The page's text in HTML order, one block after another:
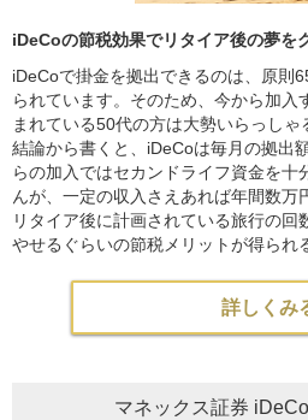
iDeCoの節税効果でリタイア後の夢を
iDeCoで掛金を拠出できるのは、原則
られています。そのため、今から加入
まれている50代の方は大勢いらっしゃ
結論から書くと、iDeCoは毎月の拠出
らの加入ではセカンドライフ資金を十
んが、一定の収入さえあれば年間数万
リタイア後に計画されている旅行の
やせるぐらいの節税メリットが得られ
詳しくみ
マネックス証券